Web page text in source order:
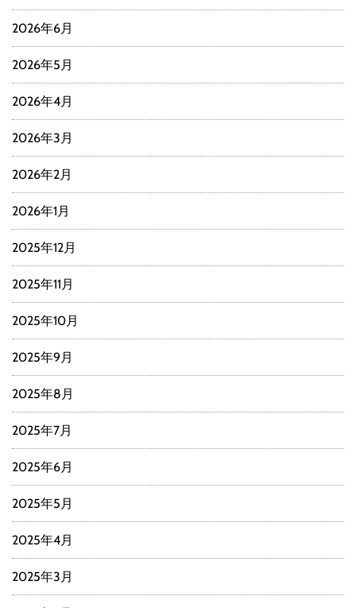
2026年6月
2026年5月
2026年4月
2026年3月
2026年2月
2026年1月
2025年12月
2025年11月
2025年10月
2025年9月
2025年8月
2025年7月
2025年6月
2025年5月
2025年4月
2025年3月